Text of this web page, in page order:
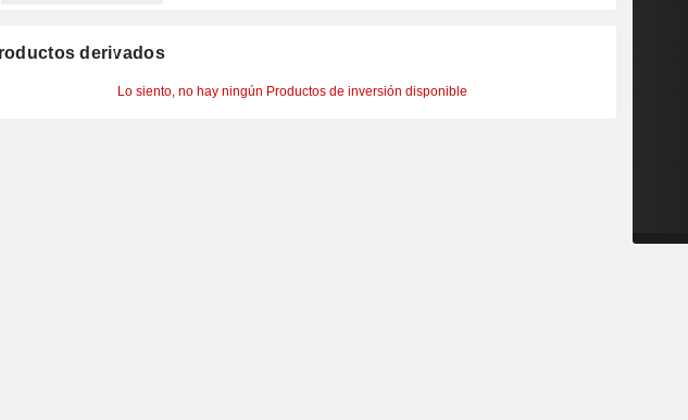
derivados
Lo siento, no hay ningún Productos de inversión disponible